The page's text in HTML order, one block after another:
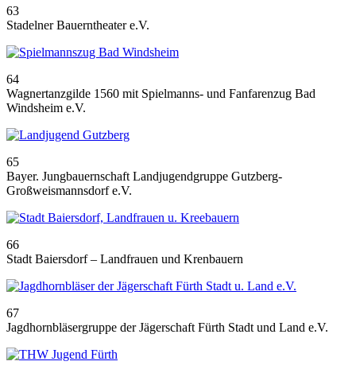
63
Stadelner Bauerntheater e.V.
64
Wagnertanzgilde 1560 mit Spielmanns- und Fanfarenzug Bad
Windsheim e.V.
65
Bayer. Jungbauernschaft Landjugendgruppe Gutzberg-
Großweismannsdorf e.V.
66
Stadt Baiersdorf – Landfrauen und Krenbauern
67
Jagdhornbläsergruppe der Jägerschaft Fürth Stadt und Land e.V.